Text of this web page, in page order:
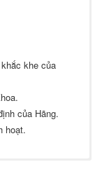
đèn cực tím, 32-
khe của
của Hãng.
hoạt.